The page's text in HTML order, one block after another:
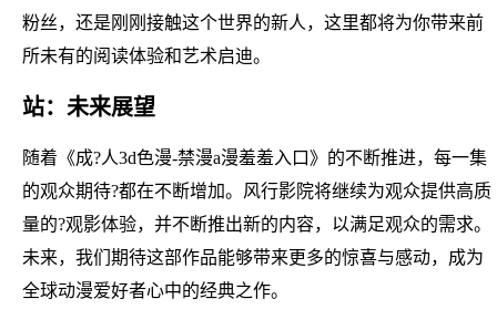
粉丝，还是刚刚接触这个世界的新人，这里都将为你带来前
所未有的阅读体验和艺术启迪。
站：未来展望
随着《成?人3d色漫-禁漫a漫羞羞入口》的不断推进，每一集
的观众期待?都在不断增加。风行影院将继续为观众提供高质
量的?观影体验，并不断推出新的内容，以满足观众的需求。
未来，我们期待这部作品能够带来更多的惊喜与感动，成为
全球动漫爱好者心中的经典之作。